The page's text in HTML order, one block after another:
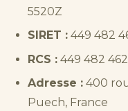
5520Z
SIRET : 449 482
RCS : 449 482
Adresse : 400
Puech, France